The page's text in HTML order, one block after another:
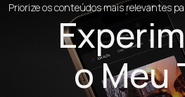
Priorize os conteúdos mais relevantes
o Meu